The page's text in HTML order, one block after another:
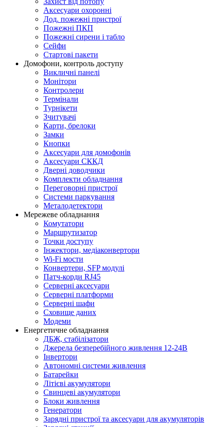
Аксесуари охоронні
Дод. пожежні пристрої
Пожежні ПКП
Пожежні сирени і табло
Сейфи
Стартові пакети
Домофони, контроль доступу
Викличні панелі
Монітори
Контролери
Термінали
Турнікети
Зчитувачі
Карти, брелоки
Замки
Кнопки
Аксесуари для домофонів
Аксесуари СККД
Дверні доводчики
Комплекти обладнання
Переговорні пристрої
Системи паркування
Металодетектори
Мережеве обладнання
Комутатори
Маршрутизатор
Точки доступу
Інжектори, медіаконвертори
Wi-Fi мости
Конвертери, SFP модулі
Патч-корди RJ45
Серверні аксесуари
Серверні платформи
Серверні шафи
Сховище даних
Модеми
Енергетичне обладнання
ДБЖ, стабілізатори
Джерела безперебійного живлення 12-24В
Інвертори
Автономні системи живлення
Батарейки
Літієві акумулятори
Свинцеві акумулятори
Блоки живлення
Генератори
Зарядні пристрої та аксесуари для акумуляторів